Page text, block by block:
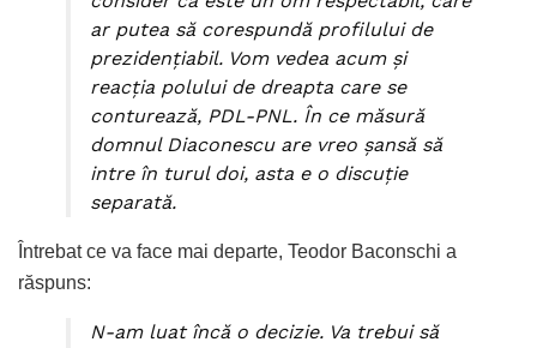
ar putea să corespundă profilului de
prezidenţiabil. Vom vedea acum şi
reacţia polului de dreapta care se
conturează, PDL-PNL. În ce măsură
domnul Diaconescu are vreo şansă să
intre în turul doi, asta e o discuţie
separată.
Întrebat ce va face mai departe, Teodor Baconschi a
răspuns:
N-am luat încă o decizie. Va trebui să